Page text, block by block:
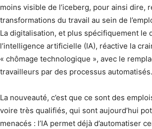
moins visible de l’iceberg, pour ainsi dire,
transformations du travail au sein de
La digitalisation, et plus spécifiquement le
l’intelligence artificielle (IA), réactive la
« chômage technologique », avec le
travailleurs par des processus automatisés.
La nouveauté, c’est que ce sont des
voire très qualifiés, qui sont aujourd’hui
menacés : l’IA permet déjà d’automatiser